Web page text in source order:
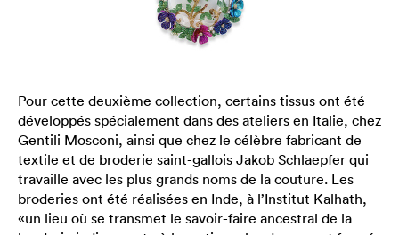
Pour cette deuxième collection, certains tissus ont été
développés spécialement dans des ateliers en Italie, chez
Gentili Mosconi, ainsi que chez le célèbre fabricant de
textile et de broderie saint-gallois Jakob Schlaepfer qui
travaille avec les plus grands noms de la couture. Les
broderies ont été réalisées en Inde, à l’Institut Kalhath,
«un lieu où se transmet le savoir-faire ancestral de la